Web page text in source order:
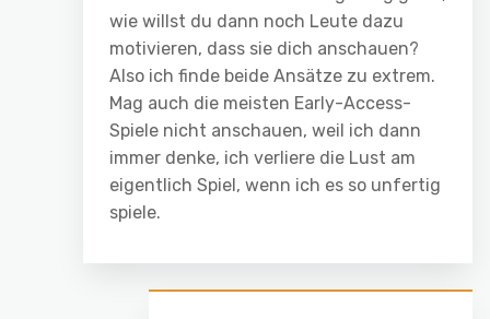
wie willst du dann noch Leute dazu
motivieren, dass sie dich anschauen?
Also ich finde beide Ansätze zu extrem.
Mag auch die meisten Early-Access-
Spiele nicht anschauen, weil ich dann
immer denke, ich verliere die Lust am
eigentlich Spiel, wenn ich es so unfertig
spiele.